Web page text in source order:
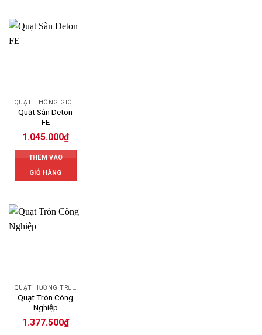
Quạt Sàn Deton
FE
1.045.000₫
THÊM VÀO
GIỎ HÀNG
Quạt Tròn Công
Nghiệp
1.377.500₫